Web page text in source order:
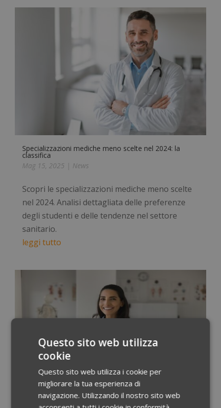
Specializzazioni mediche meno scelte nel 2024: la
classifica
Mag 15, 2025
News
Scopri le specializzazioni mediche meno scelte
nel 2024. Analisi dettagliata delle preferenze
degli studenti e delle tendenze nel settore
sanitario.
leggi tutto
Specializzazioni mediche più scelte nel 2024: la
classifica
Questo sito web utilizza
cookie
Questo sito web utilizza i cookie per
migliorare la tua esperienza di
navigazione. Utilizzando il nostro sito web